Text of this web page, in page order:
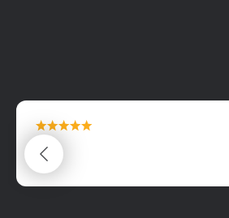
maximální spokojenost
22.06.2025